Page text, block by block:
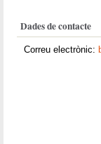
Dades de contacte
Correu electrònic: